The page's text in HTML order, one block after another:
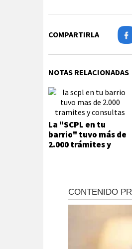
COMPARTIRLA
NOTAS RELACIONADAS
La "SCPL en tu
barrio" tuvo más de
2.000 trámites y